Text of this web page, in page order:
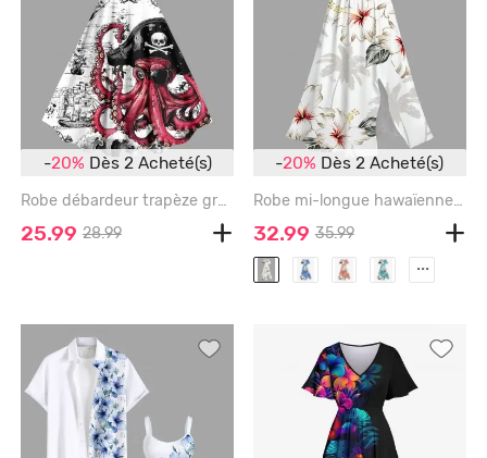
-20% Dès 2 Acheté(s)
Robe débardeur trapèze grande taille à imprimé tête de mort, pieuvre, pirate, voilier, croisière hawaïenne - WHITE - XXS
25.99 28.99
-20% Dès 2 Acheté(s)
Robe mi-longue hawaïenne grande taille à imprimé feuilles de cocotier et fleurs - WHITE - 1X
32.99 35.99
...